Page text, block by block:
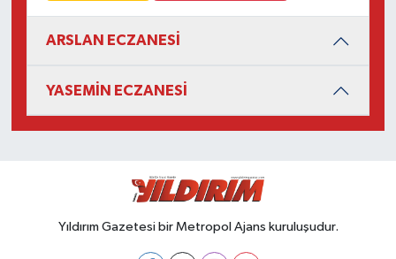
ARSLAN ECZANESİ
YASEMİN ECZANESİ
Yıldırım Gazetesi bir Metropol Ajans kuruluşudur.